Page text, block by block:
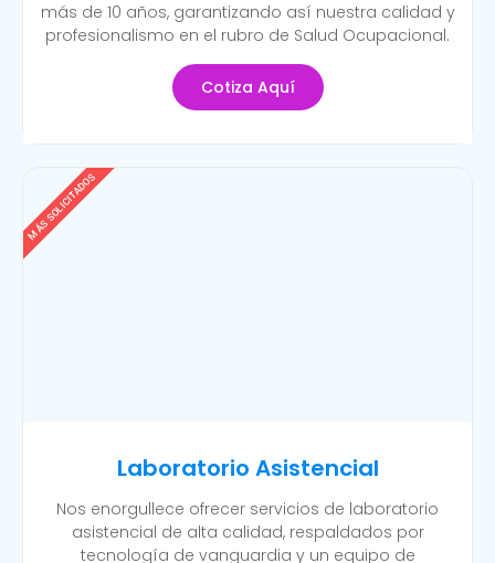
más de 10 años, garantizando así nuestra calidad y
profesionalismo en el rubro de Salud Ocupacional.
Cotiza Aquí
Laboratorio Asistencial
Nos enorgullece ofrecer servicios de laboratorio
asistencial de alta calidad, respaldados por
tecnología de vanguardia y un equipo de
MÁS SOLICITADOS